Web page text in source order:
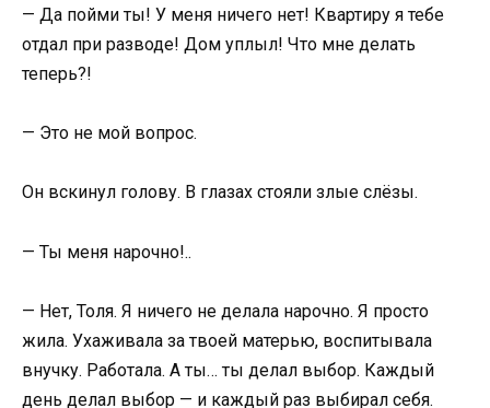
— Да пойми ты! У меня ничего нет! Квартиру я тебе
отдал при разводе! Дом уплыл! Что мне делать
теперь?!
— Это не мой вопрос.
Он вскинул голову. В глазах стояли злые слёзы.
— Ты меня нарочно!..
— Нет, Толя. Я ничего не делала нарочно. Я просто
жила. Ухаживала за твоей матерью, воспитывала
внучку. Работала. А ты… ты делал выбор. Каждый
день делал выбор — и каждый раз выбирал себя.